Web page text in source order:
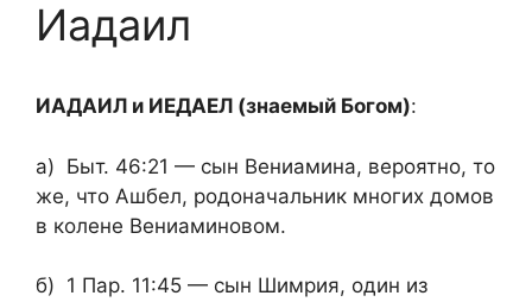
Иадаил
ИАДАИЛ и ИЕДАЕЛ (знаемый Богом):
а) Быт. 46:21 — сын Вениамина, вероятно, то
же, что Ашбел, родоначальник многих домов
в колене Вениаминовом.
б) 1 Пар. 11:45 — сын Шимрия, один из